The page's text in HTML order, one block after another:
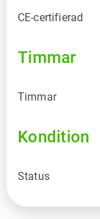
CE-certifierad
Timmar
Timmar
Kondition
Status